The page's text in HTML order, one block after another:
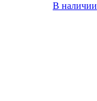
В наличии